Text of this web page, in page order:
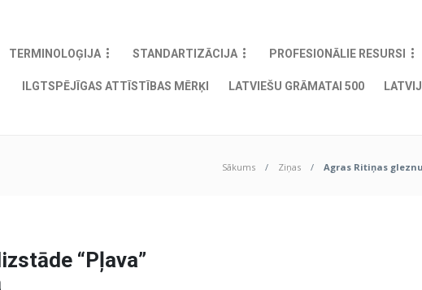
TERMINOLOĢIJA STANDARTIZĀCIJA PROFESIONĀLIE RESURSI
ILGTSPĒJĪGAS ATTĪSTĪBAS MĒRĶI LATVIEŠU GRĀMATAI 500
Sākums Ziņas Agras Ritiņas
“Pļava”